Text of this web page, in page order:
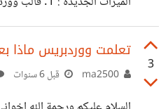
في تخطيط الصفحات *ما هو
3
تعلمت ووردبريس ماذا
قبل 6 سنوات